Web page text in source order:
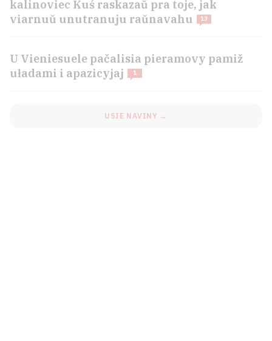
kalinoviec Kuś raskazaŭ pra toje, jak
viarnuŭ unutranuju raŭnavahu
13
U Vieniesuele pačalisia pieramovy pamiž
uładami i apazicyjaj
1
USIE NAVINY →